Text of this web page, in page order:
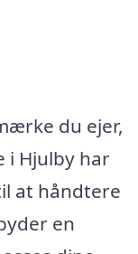
du ejer,
i Hjulby har
at håndtere
en